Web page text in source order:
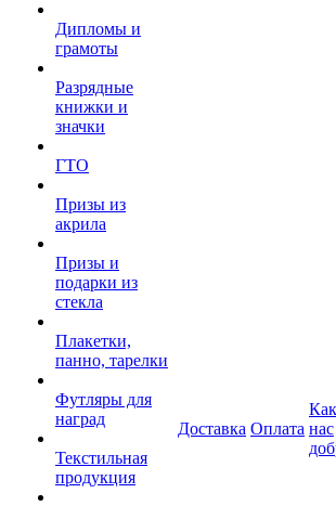
Дипломы и
грамоты
Разрядные
книжки и
значки
ГТО
Призы из
акрила
Призы и
подарки из
стекла
Плакетки,
панно, тарелки
Футляры для
наград
Текстильная
продукция
Доставка Оплата нас